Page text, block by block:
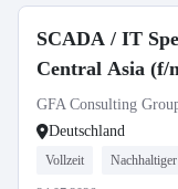
SCADA / IT
Central Asia (f/
GFA Consulting
Deutschland
Vollzeit